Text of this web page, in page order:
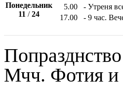
Понедельник
11 /24
5.00
- Утреня
17.00
- 9 час.
Мчч. Фотия и